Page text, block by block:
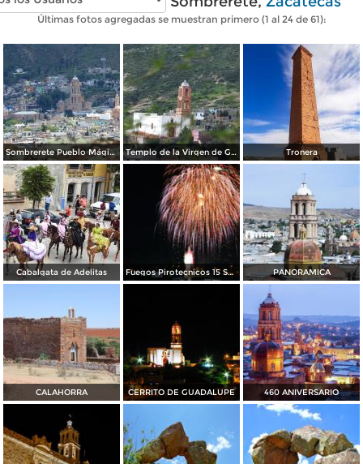
Últimas fotos agregadas se muestran primero (1 al 24 de 61):
Sombrerete Pueblo Mágico Templo de la Virgen de Guadalupe Tronera
Cabalgata de Adelitas Fuegos Pirotecnicos 15 Septiembre, en Sombrerete. PANORAMICA
CALAHORRA CERRITO DE GUADALUPE 460 ANIVERSARIO